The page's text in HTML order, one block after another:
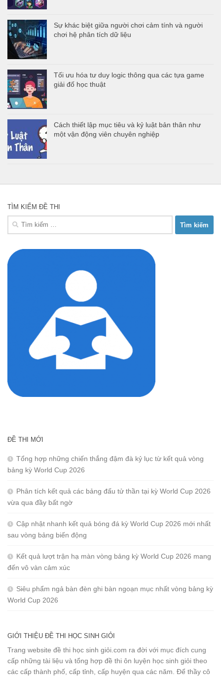
Sự khác biệt giữa người chơi cảm tính và người
chơi hệ phân tích dữ liệu
Tối ưu hóa tư duy logic thông qua các tựa game
giải đố học thuật
Cách thiết lập mục tiêu và kỷ luật bản thân như
một vận động viên chuyên nghiệp
TÌM KIẾM ĐỀ THI
Tìm
kiếm
ĐỀ THI MỚI
Tổng hợp những chiến thắng đậm đà kỷ lục từ kết quả vòng
bảng kỳ World Cup 2026
Phân tích kết quả các bảng đấu tử thần tại kỳ World Cup 2026
vừa qua đầy bất ngờ
Cập nhật nhanh kết quả bóng đá kỳ World Cup 2026 mới nhất
sau vòng bảng biến động
Kết quả lượt trận hạ màn vòng bảng kỳ World Cup 2026 mang
đến vô vàn cảm xúc
Siêu phẩm ngả bàn đèn ghi bàn ngoạn mục nhất vòng bảng kỳ
World Cup 2026
GIỚI THIỆU ĐỀ THI HỌC SINH GIỎI
Trang website đề thi học sinh giỏi.com ra đời với mục đích cung
cấp những tài liệu và tổng hợp đề thi ôn luyện học sinh giỏi theo
các cấp thành phố, cấp tỉnh, cấp huyện qua các năm. Để thầy cô